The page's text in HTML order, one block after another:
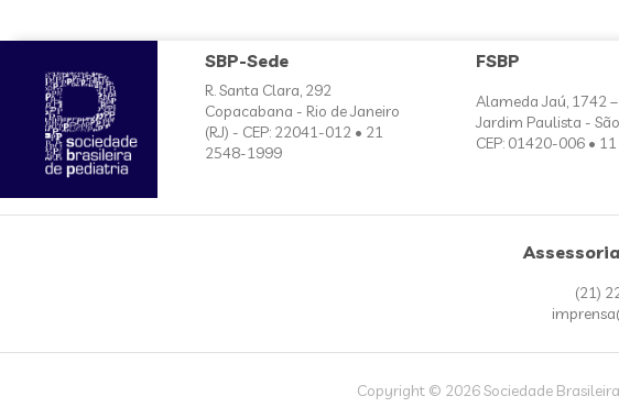
SBP-Sede
R. Santa Clara, 292
Copacabana - Rio de Janeiro
(RJ) - CEP: 22041-012 • 21
2548-1999
FSBP
Alameda Jaú, 1742
Jardim Paulista -
CEP: 01420-006 •
(21)
Copyright © 2026 Sociedade